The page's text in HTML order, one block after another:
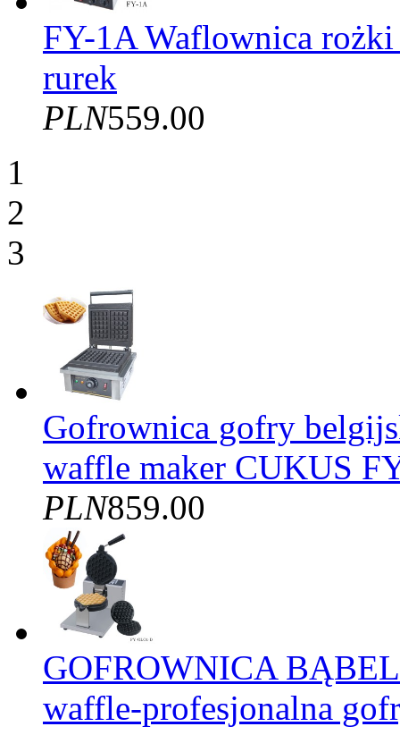
FY-1A Waflownica
rurek
PLN559.00
1
2
3
Gofrownica gofry
waffle maker CUKUS
PLN859.00
GOFROWNICA
waffle-profesjonalna